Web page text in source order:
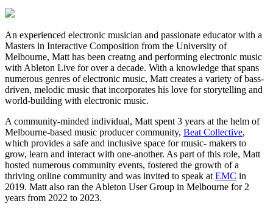
An experienced electronic musician and passionate educator with a
Masters in Interactive Composition from the University of
Melbourne, Matt has been creatng and performing electronic music
with Ableton Live for over a decade. With a knowledge that spans
numerous genres of electronic music, Matt creates a variety of bass-
driven, melodic music that incorporates his love for storytelling and
world-building with electronic music.
A community-minded individual, Matt spent 3 years at the helm of
Melbourne-based music producer community, Beat Collective,
which provides a safe and inclusive space for music- makers to
grow, learn and interact with one-another. As part of this role, Matt
hosted numerous community events, fostered the growth of a
thriving online community and was invited to speak at EMC in
2019. Matt also ran the Ableton User Group in Melbourne for 2
years from 2022 to 2023.